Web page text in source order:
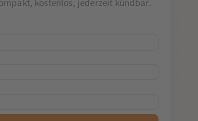
kostenlos, jederzeit kündbar.